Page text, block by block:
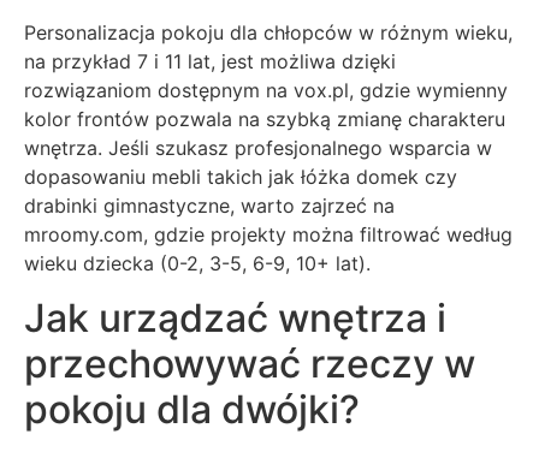
Personalizacja pokoju dla chłopców w różnym wieku,
na przykład 7 i 11 lat, jest możliwa dzięki
rozwiązaniom dostępnym na vox.pl, gdzie wymienny
kolor frontów pozwala na szybką zmianę charakteru
wnętrza. Jeśli szukasz profesjonalnego wsparcia w
dopasowaniu mebli takich jak łóżka domek czy
drabinki gimnastyczne, warto zajrzeć na
mroomy.com, gdzie projekty można filtrować według
wieku dziecka (0-2, 3-5, 6-9, 10+ lat).
Jak urządzać wnętrza i
przechowywać rzeczy w
pokoju dla dwójki?